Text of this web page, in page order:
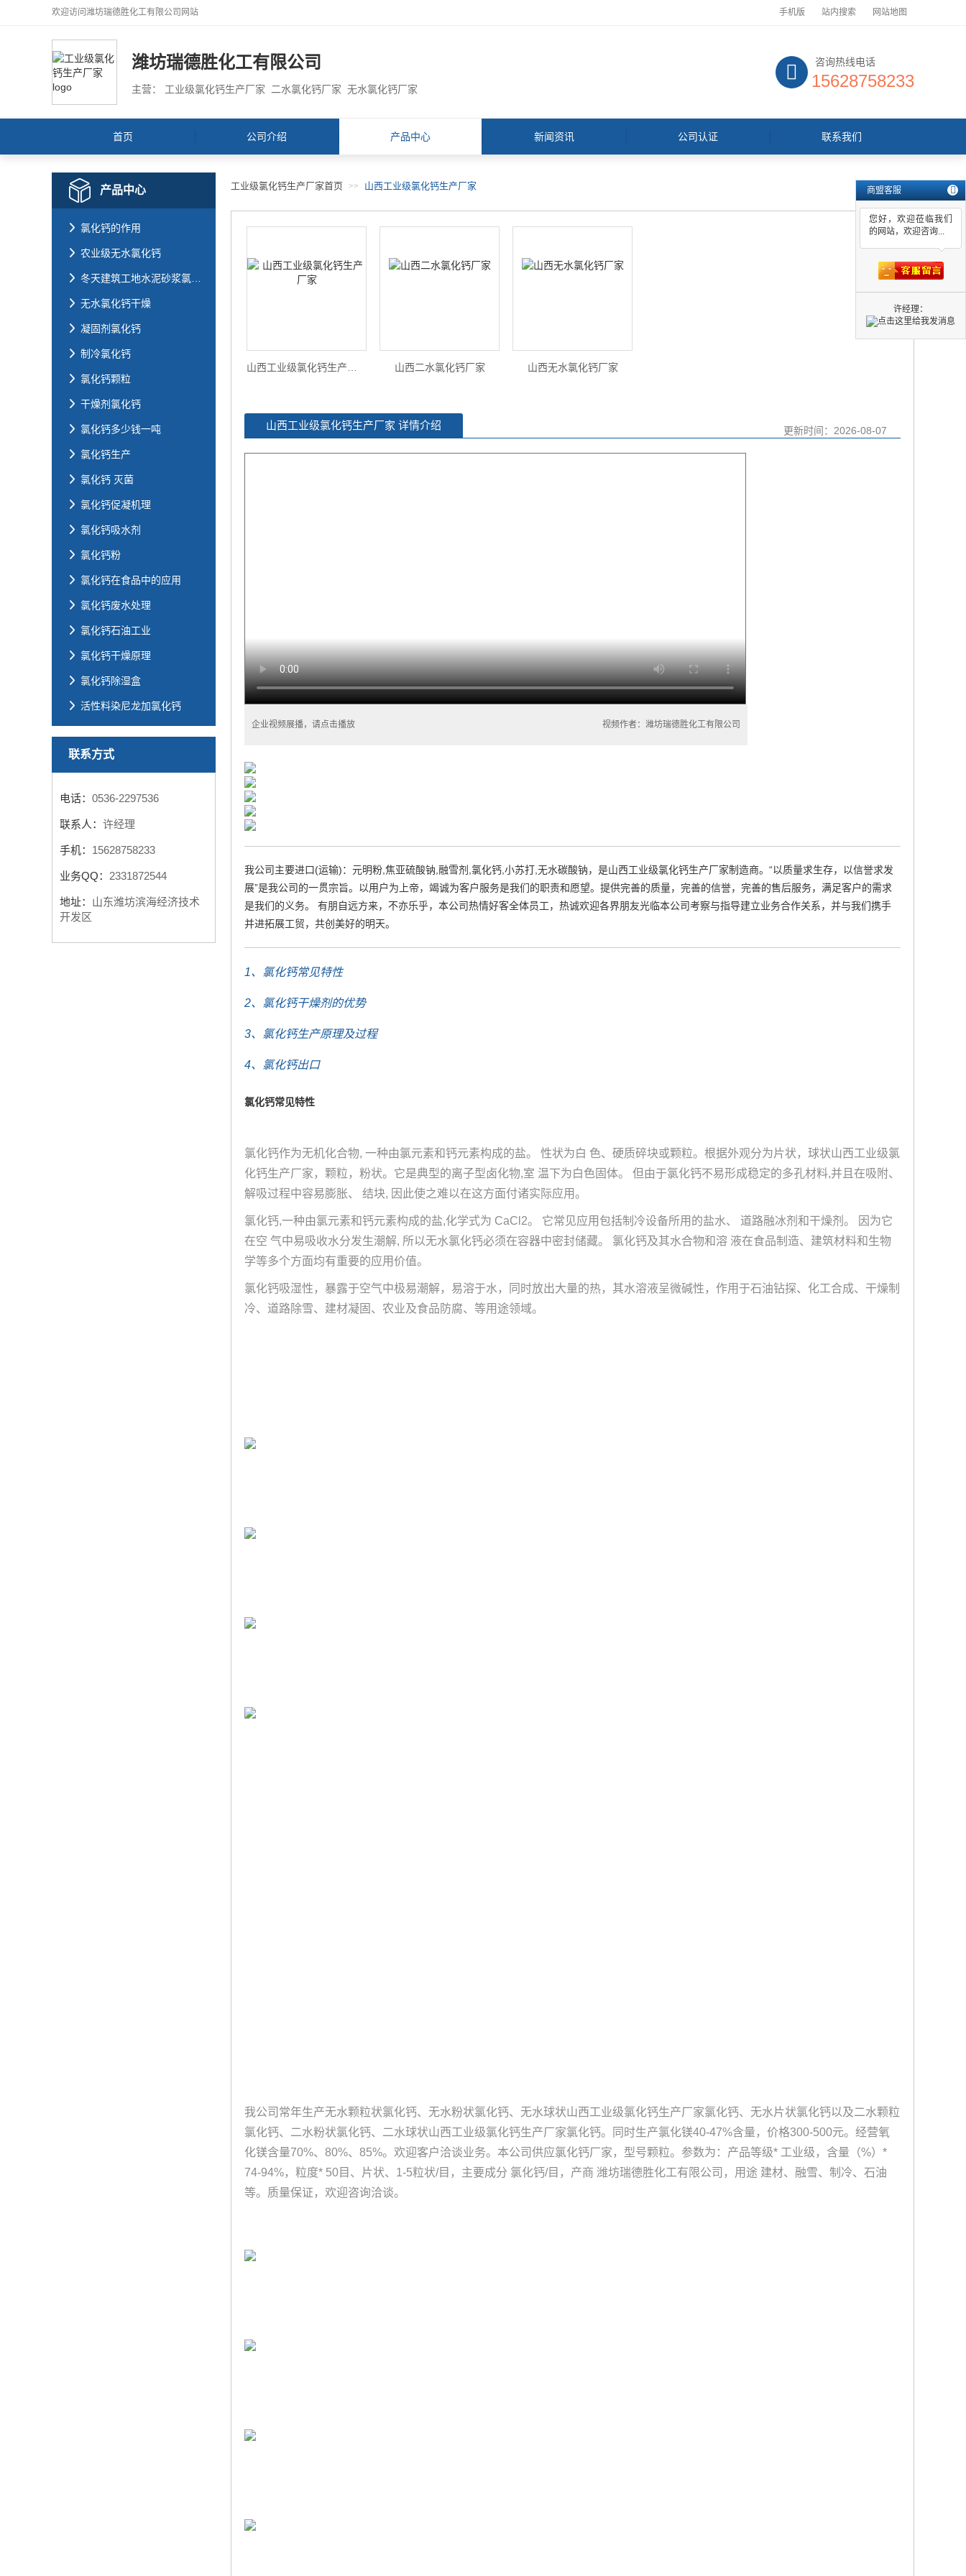
欢迎访问 潍坊瑞德胜化工有限公司 网站 手机版 站内搜索 网站地图
潍坊瑞德胜化工有限公司
主营： 工业级氯化钙生产厂家 二水氯化钙厂家 无水氯化钙厂家
咨询热线电话
15628758233
首页 公司介绍 产品中心 新闻资讯 公司认证 联系我们
产品中心
氯化钙的作用
农业级无水氯化钙
无水氯化钙干燥
凝固剂氯化钙
制冷氯化钙
氯化钙颗粒
干燥剂氯化钙
氯化钙多少钱一吨
氯化钙生产
氯化钙 灭菌
氯化钙促凝机理
氯化钙吸水剂
氯化钙粉
氯化钙在食品中的应用
氯化钙废水处理
氯化钙石油工业
氯化钙干燥原理
氯化钙除湿盒
活性料染尼龙加氯化钙
联系方式
电话： 0536-2297536
联系人： 许经理
手机： 15628758233
业务QQ： 2331872544
地址： 山东潍坊滨海经济技术
开发区
工业级氯化钙生产厂家首页 >> 山西工业级氯化钙生产厂家
山西二水氯化钙厂家 山西无水氯化钙厂家
山西工业级氯化钙生产厂家 详情介绍 更新时间： 2026-08-07
企业视频展播，请点击播放 视频作者：潍坊瑞德胜化工有限公司
我公司主要进口(运输)：元明粉,焦亚硫酸钠,融雪剂,氯化钙,小苏打,无水碳酸钠，是山西工业级氯化钙生产厂家制造商。“以质量求生存，以信誉求发
展”是我公司的一贯宗旨。以用户为上帝，竭诚为客户服务是我们的职责和愿望。提供完善的质量，完善的信誉，完善的售后服务，满足客户的需求
是我们的义务。 有朋自远方来，不亦乐乎，本公司热情好客全体员工，热诚欢迎各界朋友光临本公司考察与指导建立业务合作关系，并与我们携手
并进拓展工贸，共创美好的明天。
1、氯化钙常见特性
2、氯化钙干燥剂的优势
3、氯化钙生产原理及过程
4、氯化钙出口
氯化钙常见特性
氯化钙作为无机化合物, 一种由氯元素和钙元素构成的盐。 性状为白 色、硬质碎块或颗粒。根据外观分为片状，球状山西工业级氯
化钙生产厂家 ，颗粒，粉状。它是典型的离子型卤化物,室 温下为白色固体。 但由于氯化钙不易形成稳定的多孔材料,并且在吸附、
解吸过程中容易膨胀、 结块, 因此使之难以在这方面付诸实际应用。
氯化钙,一种由氯元素和钙元素构成的盐,化学式为 CaCl2。 它常见应用包括制冷设备所用的盐水、 道路融冰剂和干燥剂。 因为它
在空 气中易吸收水分发生潮解, 所以无水氯化钙必须在容器中密封储藏。 氯化钙及其水合物和溶 液在食品制造、建筑材料和生物
学等多个方面均有重要的应用价值。
氯化钙吸湿性，暴露于空气中极易潮解，易溶于水，同时放出大量的热，其水溶液呈微碱性，作用于石油钻探、化工合成、干燥制
冷、道路除雪、建材凝固、农业及食品防腐、等用途领域。
我公司常年生产无水颗粒状氯化钙、无水粉状氯化钙、无水球状山西工业级氯化钙生产厂家氯化钙、无水片状氯化钙以及二水颗粒
氯化钙、二水粉状氯化钙、二水球状山西工业级氯化钙生产厂家氯化钙。同时生产氯化镁40-47%含量，价格300-500元。经营氧
化镁含量70%、80%、85%。欢迎客户洽谈业务。本公司供应氯化钙厂家，型号颗粒。参数为：产品等级* 工业级，含量（%）*
74-94%，粒度* 50目、片状、1-5粒状/目，主要成分 氯化钙/目，产商 潍坊瑞德胜化工有限公司，用途 建材、融雪、制冷、石油
等。质量保证，欢迎咨询洽谈。
商盟客服
您好，欢迎莅临我们
的网站，欢迎咨询...
许经理：